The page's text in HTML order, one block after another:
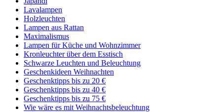
Lavalampen
Holzleuchten
Lampen aus Rattan
Maximalismus
Lampen für Küche und Wohnzimmer
Kronleuchter über dem Esstisch
Schwarze Leuchten und Beleuchtung
Geschenkideen Weihnachten
Geschenktipps bis zu 20 €
Geschenktipps bis zu 40 €
Geschenktipps bis zu 75 €
Wie wäre es mit Weihnachtsbeleuchtung